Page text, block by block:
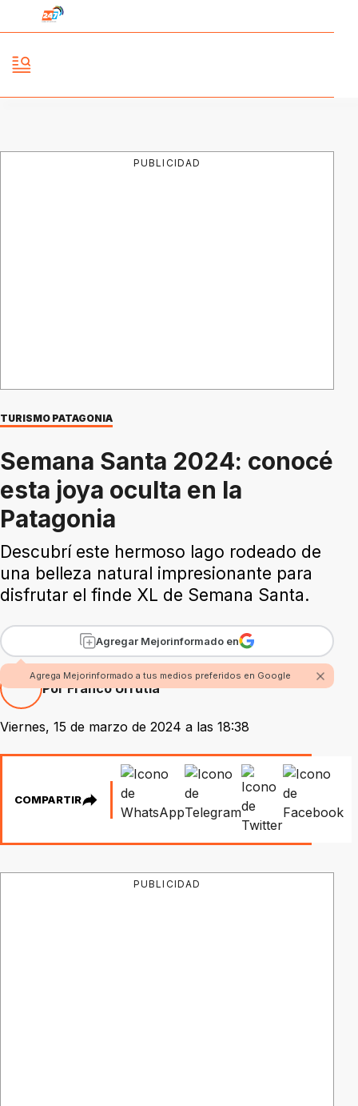
PUBLICIDAD
TURISMO PATAGONIA
Semana Santa 2024: conocé
esta joya oculta en la
Patagonia
Descubrí este hermoso lago rodeado de
una belleza natural impresionante para
disfrutar el finde XL de Semana Santa.
Agregar Mejorinformado en
Agrega Mejorinformado a tus medios preferidos en Google
Por Franco Urrutia
Viernes, 15 de marzo de 2024 a las 18:38
COMPARTIR
PUBLICIDAD